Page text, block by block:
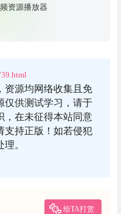
资源播放器
资源均网络收集且免
仅供测试学习，请于
，在未征得本站同意
支持正版！如若侵犯
理。
给TA打赏